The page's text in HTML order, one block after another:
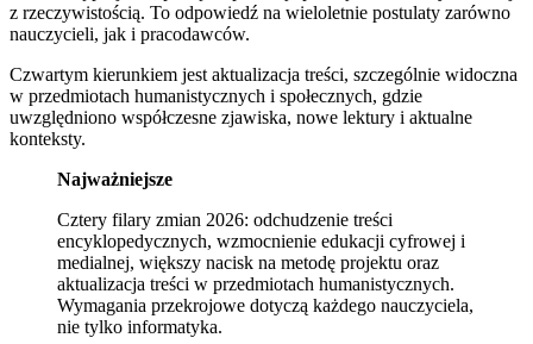
z rzeczywistością. To odpowiedź na wieloletnie postulaty zarówno
nauczycieli, jak i pracodawców.
Czwartym kierunkiem jest aktualizacja treści, szczególnie widoczna
w przedmiotach humanistycznych i społecznych, gdzie
uwzględniono współczesne zjawiska, nowe lektury i aktualne
konteksty.
Najważniejsze
Cztery filary zmian 2026: odchudzenie treści
encyklopedycznych, wzmocnienie edukacji cyfrowej i
medialnej, większy nacisk na metodę projektu oraz
aktualizacja treści w przedmiotach humanistycznych.
Wymagania przekrojowe dotyczą każdego nauczyciela,
nie tylko informatyka.